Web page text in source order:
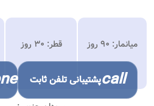
میانمار: ۹۰ روز قطر: ۳۰ روز
callپشتیبانی تلفن ثابت